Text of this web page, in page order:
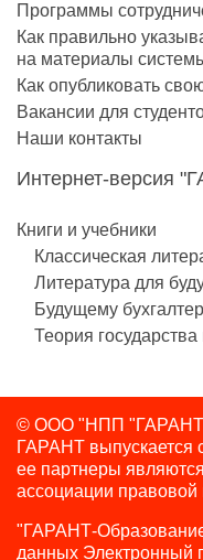
Программы
Как правильно
на материалы
Как опубликовать
Вакансии для
Наши контакты
Интернет-версия
Книги и учебники
Классическая
Литература для
Будущему
Теория
© ООО "НПП
ГАРАНТ выпускается
ее партнеры
ассоциации
"ГАРАНТ-
данных Электронный